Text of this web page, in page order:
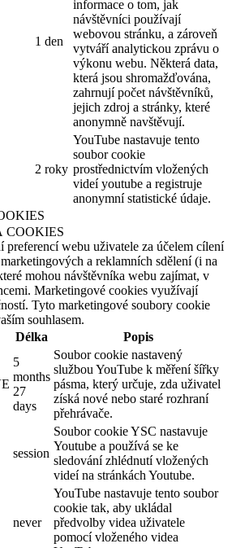
1 den
informace o tom, jak
návštěvníci používají
webovou stránku, a zároveň
vytváří analytickou zprávu o
výkonu webu. Některá data,
která jsou shromažďována,
zahrnují počet návštěvníků,
jejich zdroj a stránky, které
anonymně navštěvují.
2 roky
YouTube nastavuje tento
soubor cookie
prostřednictvím vložených
videí youtube a registruje
anonymní statistické údaje.
COOKIES
preferencí webu uživatele za účelem cílení
a reklamních sdělení (i na
mohou návštěvníka webu zajímat, v
Marketingové cookies využívají
Tyto marketingové soubory cookie
souhlasem.
Délka Popis
5
months
27
days
Soubor cookie nastavený
službou YouTube k měření šířky
pásma, který určuje, zda uživatel
získá nové nebo staré rozhraní
přehrávače.
session
Soubor cookie YSC nastavuje
Youtube a používá se ke
sledování zhlédnutí vložených
videí na stránkách Youtube.
never
YouTube nastavuje tento soubor
cookie tak, aby ukládal
předvolby videa uživatele
pomocí vloženého videa